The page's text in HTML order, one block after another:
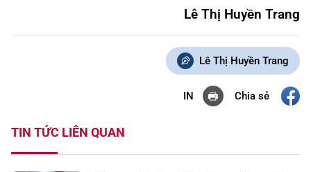
Lê Thị Huyền Trang
Lê Thị Huyền Trang
IN Chia sẻ
TIN TỨC LIÊN QUAN